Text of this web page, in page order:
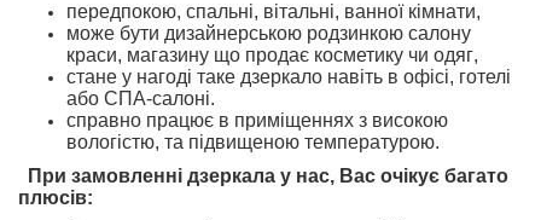
передпокою, спальні, вітальні, ванної кімнати,
може бути дизайнерською родзинкою салону
краси, магазину що продає косметику чи одяг,
стане у нагоді таке дзеркало навіть в офісі, готелі
або СПА-салоні.
справно працює в приміщеннях з високою
вологістю, та підвищеною температурою.
При замовленні дзеркала у нас, Вас очікує багато
плюсів: